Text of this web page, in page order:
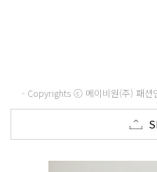
- Copyrights ⓒ 메이비원(주) 패션